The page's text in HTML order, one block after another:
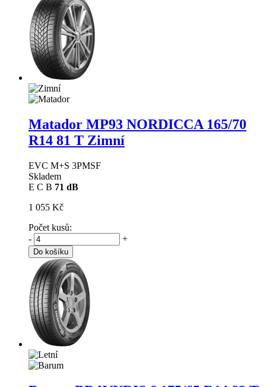
Matador MP93 NORDICCA 165/70
R14 81 T Zimní
EVC M+S 3PMSF
Skladem
E C B 71 dB
1 055 Kč
Počet kusů:
-
+
Do košíku